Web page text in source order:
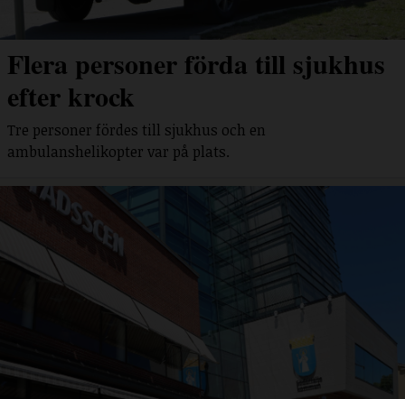
Flera personer förda till sjukhus
efter krock
Tre personer fördes till sjukhus och en
ambulanshelikopter var på plats.